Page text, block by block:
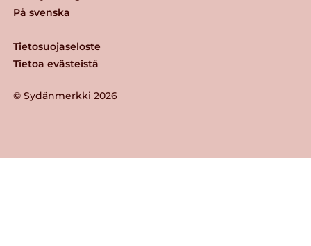
© Sydänmerkki 2026
Tietosuojaseloste
Tietoa evästeistä
På svenska